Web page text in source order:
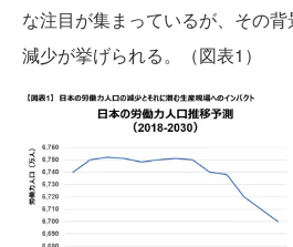
な注目が集まっているが、その
減少が挙げられる。（図表1）